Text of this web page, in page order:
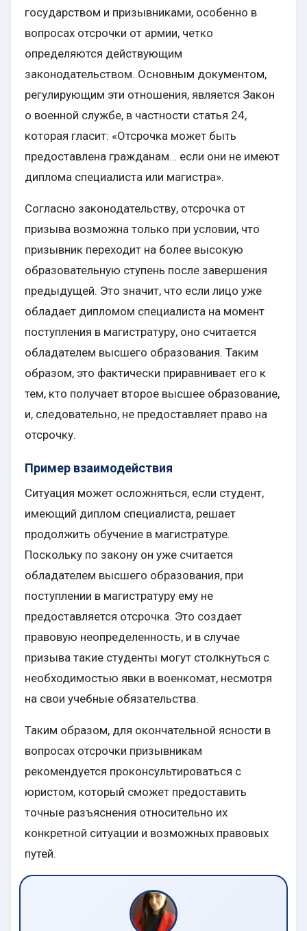
государством и призывниками, особенно в
вопросах отсрочки от армии, четко
определяются действующим
законодательством. Основным документом,
регулирующим эти отношения, является Закон
о военной службе, в частности статья 24,
которая гласит: «Отсрочка может быть
предоставлена гражданам… если они не имеют
диплома специалиста или магистра».
Согласно законодательству, отсрочка от
призыва возможна только при условии, что
призывник переходит на более высокую
образовательную ступень после завершения
предыдущей. Это значит, что если лицо уже
обладает дипломом специалиста на момент
поступления в магистратуру, оно считается
обладателем высшего образования. Таким
образом, это фактически приравнивает его к
тем, кто получает второе высшее образование,
и, следовательно, не предоставляет право на
отсрочку.
Пример взаимодействия
Ситуация может осложняться, если студент,
имеющий диплом специалиста, решает
продолжить обучение в магистратуре.
Поскольку по закону он уже считается
обладателем высшего образования, при
поступлении в магистратуру ему не
предоставляется отсрочка. Это создает
правовую неопределенность, и в случае
призыва такие студенты могут столкнуться с
необходимостью явки в военкомат, несмотря
на свои учебные обязательства.
Таким образом, для окончательной ясности в
вопросах отсрочки призывникам
рекомендуется проконсультироваться с
юристом, который сможет предоставить
точные разъяснения относительно их
конкретной ситуации и возможных правовых
путей.